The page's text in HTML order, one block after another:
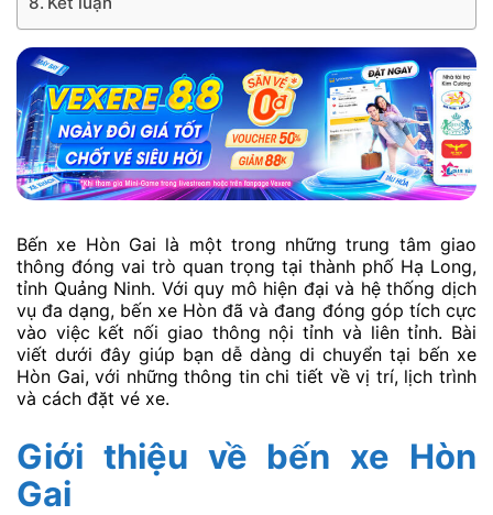
Bến xe Hòn Gai là một trong những trung tâm giao
thông đóng vai trò quan trọng tại thành phố Hạ Long,
tỉnh Quảng Ninh. Với quy mô hiện đại và hệ thống dịch
vụ đa dạng, bến xe Hòn đã và đang đóng góp tích cực
vào việc kết nối giao thông nội tỉnh và liên tỉnh. Bài
viết dưới đây giúp bạn dễ dàng di chuyển tại bến xe
Hòn Gai, với những thông tin chi tiết về vị trí, lịch trình
và cách đặt vé xe.
Giới thiệu về bến xe Hòn
Gai